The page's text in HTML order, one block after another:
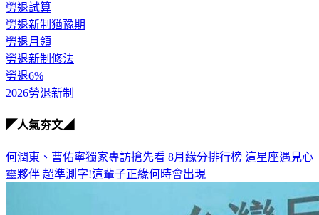
勞退新制猶豫期
勞退月領
勞退新制修法
勞退6%
2026勞退新制
靈夥伴 超準測字!這輩子正緣何時會出現